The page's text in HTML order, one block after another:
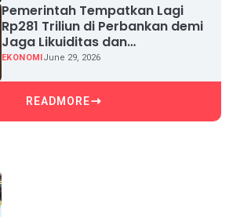
Pemerintah Tempatkan Lagi
Rp281 Triliun di Perbankan demi
Jaga Likuiditas dan
Pertumbuhan Kredit
EKONOMIJune 29, 2026
READMORE